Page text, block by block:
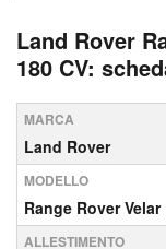
Land Rover
180 CV:
MARCA
Land Rover
MODELLO
Range Rover Velar
ALLESTIMENTO